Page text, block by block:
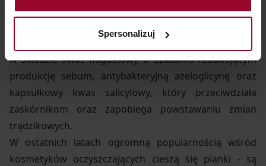
Spersonalizuj
mycia twarzy, idealny do codziennej pielęgnacji cery
przesuszonej po kuracjach trądzikowych. Żel zawiera
w składzie kwas migdałowy o działaniu redukującym
produkcję sebum, antybakteryjną azeloglicynę oraz
kapsułkowy kwas salicylowy, który przeciwdziała
zaskórnikom oraz zapobiega powstawaniu zmian
trądzikowych.
W ostatnich latach ogromną popularnością wśród
kosmetyków oczyszczających cieszą się pianki - są